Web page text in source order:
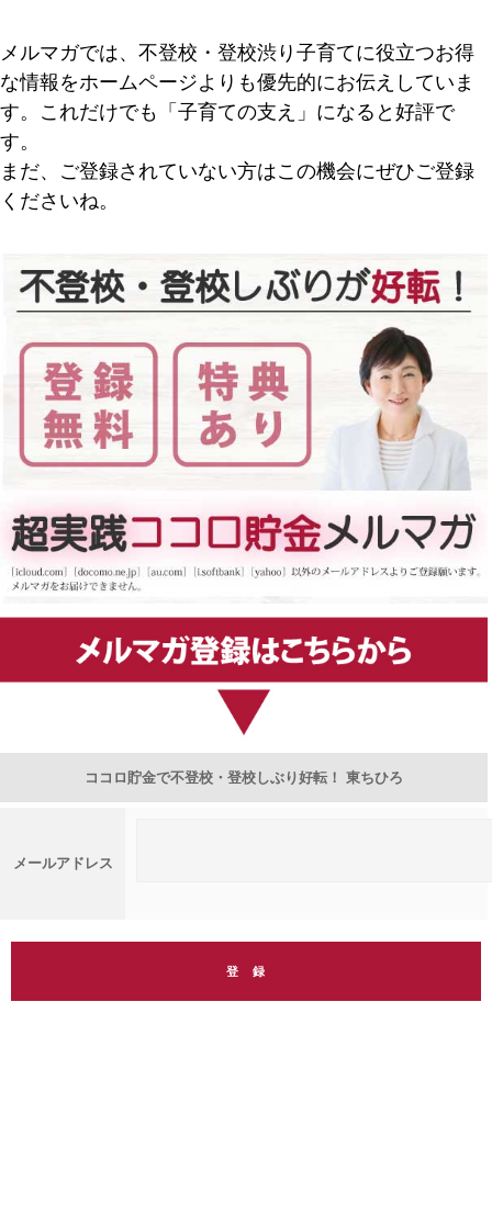
メルマガでは、不登校・登校渋り子育てに役立つお得
な情報をホームページよりも優先的にお伝えしていま
す。これだけでも「子育ての支え」になると好評で
す。
まだ、ご登録されていない方はこの機会にぜひご登録
くださいね。
ココロ貯金で不登校・登校しぶり好転！ 東ちひろ
メールアドレス